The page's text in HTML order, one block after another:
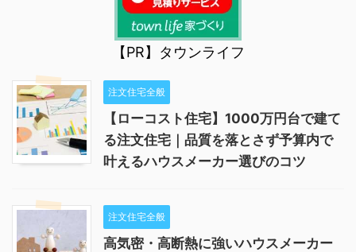
【PR】タウンライフ
注文住宅全般
【ローコスト住宅】1000万円台で建て
る注文住宅｜品質を落とさず予算内で
叶えるハウスメーカー選びのコツ
注文住宅全般
高気密・高断熱に強いハウスメーカー